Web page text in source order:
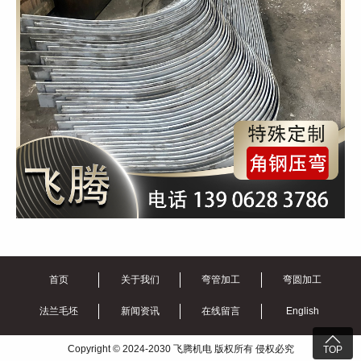

TOP
首页 关于我们 弯管加工 弯圆加工
法兰毛坯 新闻资讯 在线留言 English
Copyright © 2024-2030 飞腾机电 版权所有 侵权必究